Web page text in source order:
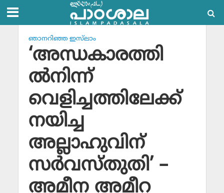
ഞാനറിഞ്ഞ ഇസ്‌ലാം
‘അന്ധകാരത്തി
ല്‍നിന്ന്
വെളിച്ചത്തിലേക്ക്
നയിച്ച
അല്ലാഹുവിന്
സര്‍വസ്തുതി’ –
അമീന അമീറ